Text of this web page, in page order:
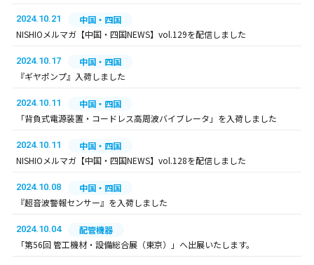
2024.10.21
中国・四国
NISHIOメルマガ【中国・四国NEWS】vol.129を配信しました
2024.10.17
中国・四国
『ギヤポンプ』入荷しました
2024.10.11
中国・四国
「背負式電源装置・コードレス高周波バイブレータ」を入荷しました
2024.10.11
中国・四国
NISHIOメルマガ【中国・四国NEWS】vol.128を配信しました
2024.10.08
中国・四国
『超音波警報センサー』を入荷しました
2024.10.04
配管機器
「第56回 管工機材・設備総合展（東京）」へ出展いたします。